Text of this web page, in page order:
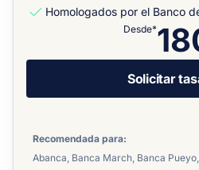
Homologados por el Banco
Desde*
Solicitar
Recomendada para:
Abanca, Banca March, Banca